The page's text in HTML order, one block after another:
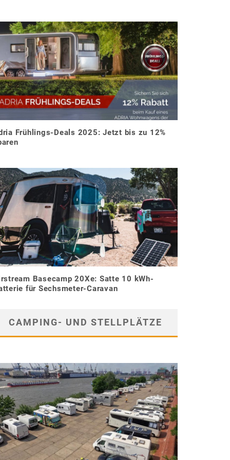
Frühlings-Deals 2025: Jetzt bis zu 12%
Basecamp 20Xe: Satte 10 kWh-
für Sechsmeter-Caravan
CAMPING- UND STELLPLÄTZE